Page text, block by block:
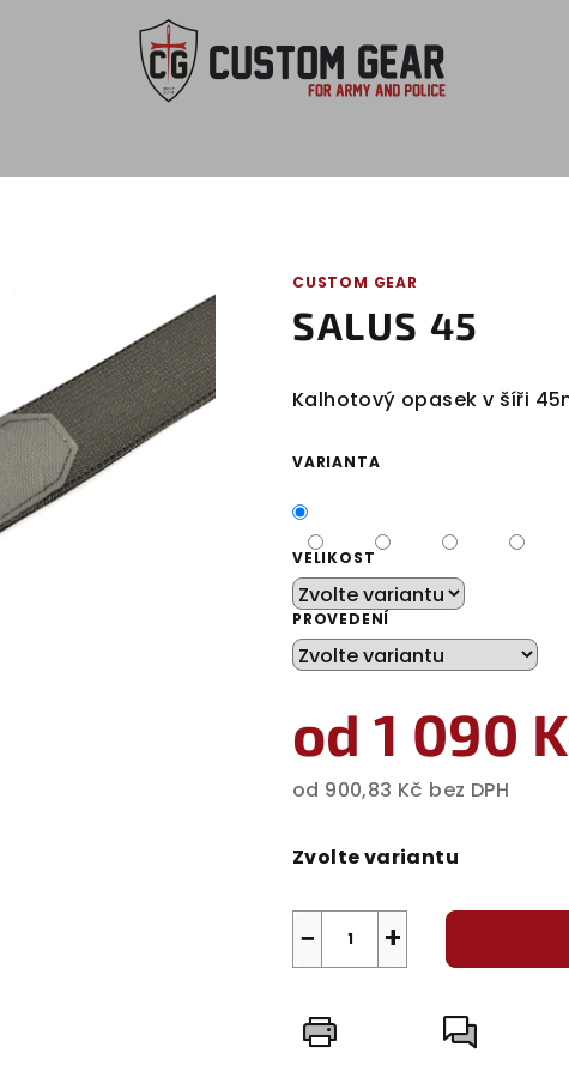
CUSTOM GEAR
SALUS 45
Kalhotový opasek v šíři
VARIANTA
VELIKOST
PROVEDENÍ
od1 090
od 900,83 Kč bez DPH
cena:
Zvolte variantu
+
−